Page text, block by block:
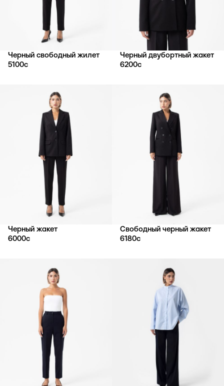
Черный свободный жилет
5100с
Черный двубортный жакет
6200с
Черный жакет
6000с
Свободный черный жакет
6180с